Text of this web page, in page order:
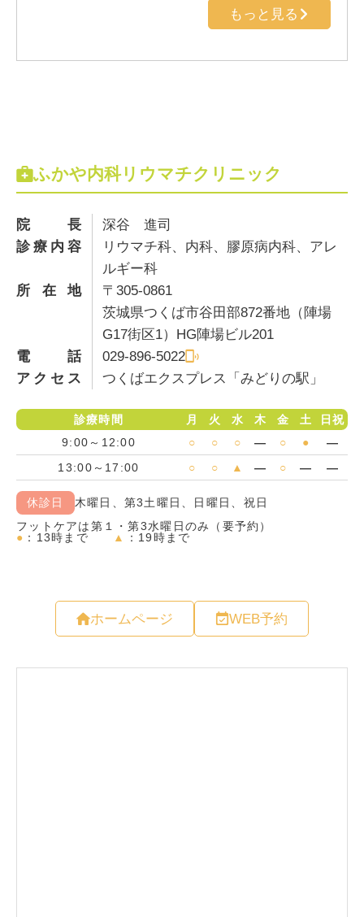
もっと見る
ふかや内科リウマチクリニック
院長
深谷 進司
診療内容
リウマチ科、内科、膠原病内科、アレ
ルギー科
所在地
〒305-0861
茨城県つくば市谷田部872番地（陣場
G17街区1）HG陣場ビル201
電話
029-896-5022
アクセス
つくばエクスプレス「みどりの駅」
ホームページ WEB予約